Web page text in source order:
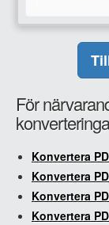
För
Konvertera
Konvertera
Konvertera
Konvertera